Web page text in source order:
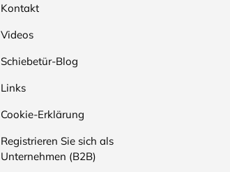
Kontakt
Videos
Schiebetür-Blog
Links
Cookie-Erklärung
Registrieren Sie sich als
Unternehmen (B2B)